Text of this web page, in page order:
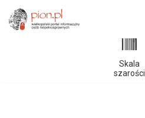
Skala
szarości
Przejdź